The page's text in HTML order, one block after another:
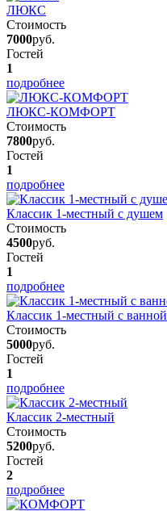
ЛЮКС
Стоимость
7000руб.
Гостей
1
подробнее
ЛЮКС-КОМФОРТ
Стоимость
7800руб.
Гостей
1
подробнее
Классик 1-местный с душем
Стоимость
4500руб.
Гостей
1
подробнее
Классик 1-местный с ванной
Стоимость
5000руб.
Гостей
1
подробнее
Классик 2-местный
Стоимость
5200руб.
Гостей
2
подробнее